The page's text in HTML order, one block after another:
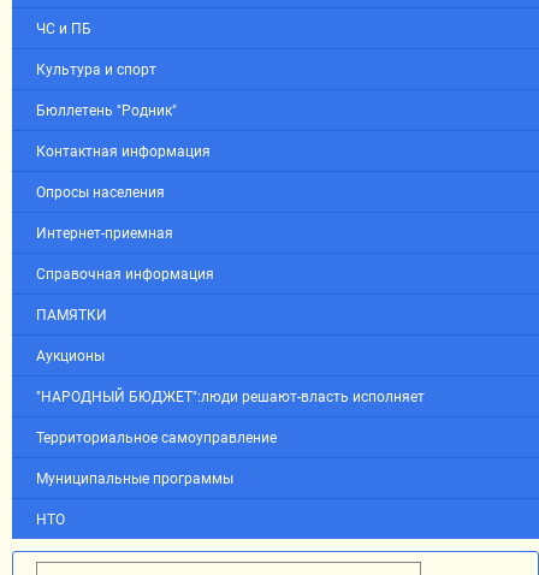
ЧС и ПБ
Культура и спорт
Бюллетень "Родник"
Контактная информация
Опросы населения
Интернет-приемная
Справочная информация
ПАМЯТКИ
Аукционы
"НАРОДНЫЙ БЮДЖЕТ":люди решают-власть исполняет
Территориальное самоуправление
Муниципальные программы
НТО